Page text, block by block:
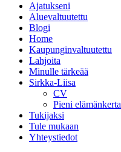
Ajatukseni
Aluevaltuutettu
Blogi
Home
Kaupunginvaltuutettu
Lahjoita
Minulle tärkeää
Sirkka-Liisa
CV
Pieni elämänkerta
Tukijaksi
Tule mukaan
Yhteystiedot